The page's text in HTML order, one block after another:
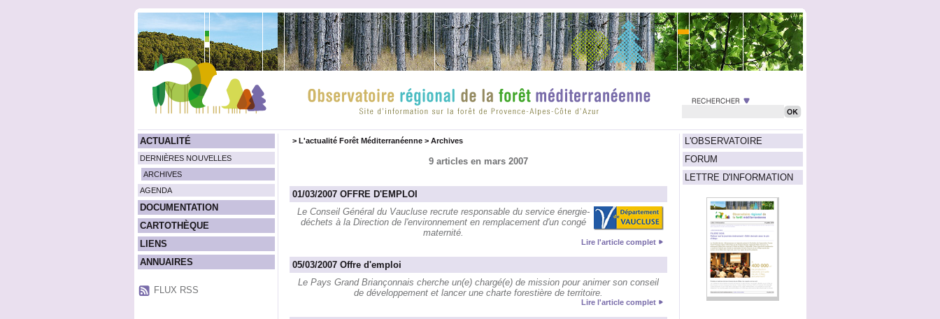
ACTUALITÉ
DERNIÈRES NOUVELLES
ARCHIVES
AGENDA
DOCUMENTATION
CARTOTHÈQUE
LIENS
ANNUAIRES
FLUX RSS
L'OBSERVATOIRE
FORUM
LETTRE D'INFORMATION
> L'actualité Forêt Méditerranéenne> Archives
9 articles en mars 2007
01/03/2007 OFFRE D'EMPLOI
Le Conseil Général du Vaucluse recrute responsable du service énergie-
déchets à la Direction de l'environnement en remplacement d'un congé
maternité.
Lire l'article complet
05/03/2007 Offre d'emploi
Le Pays Grand Briançonnais cherche un(e) chargé(e) de mission pour animer son conseil
de développement et lancer une charte forestière de territoire.
Lire l'article complet